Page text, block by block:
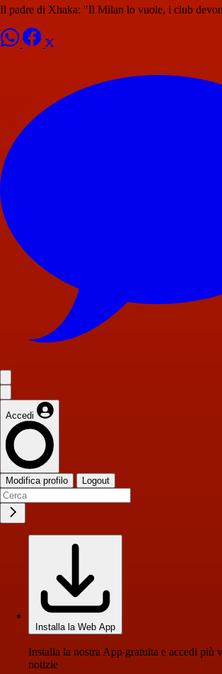
Il padre di Xhaka: "Il Milan lo vuole, i club
Accedi
Modifica profilo Logout
Installa la Web App
Installa la nostra App gratuita e accedi più
notizie